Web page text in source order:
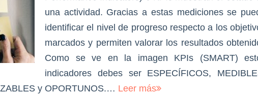
una actividad. Gracias a estas mediciones se
identificar el nivel de progreso respecto a los
marcados y permiten valorar los resultados
Como se ve en la imagen KPIs (SMART)
indicadores debes ser ESPECÍFICOS,
y OPORTUNOS.… Leer más